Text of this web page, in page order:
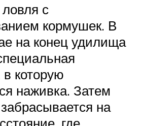
с
кормушек. В
на конец удилища
которую
наживка. Затем
на